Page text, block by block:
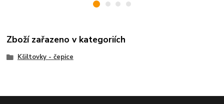
Zboží zařazeno v kategoriích
Kšiltovky - čepice